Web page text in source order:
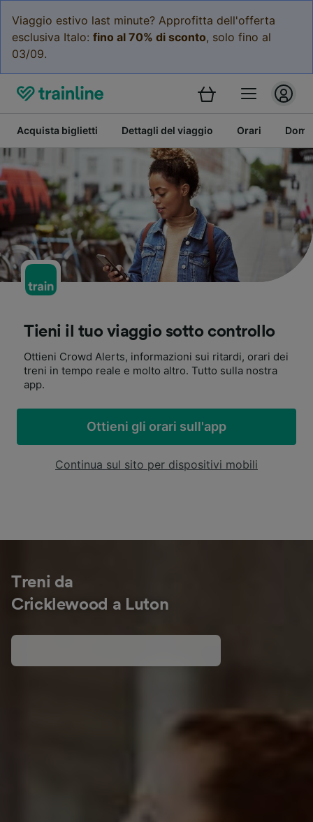
Viaggio estivo last minute? Approfitta dell'offerta
esclusiva Italo: fino al 70% di sconto, solo fino al
03/09.
Acquista biglietti Dettagli del viaggio Orari
Tieni il tuo viaggio sotto controllo
Ottieni Crowd Alerts, informazioni sui ritardi, orari dei
treni in tempo reale e molto altro. Tutto sulla nostra
app.
Ottieni gli orari sull'app
Continua sul sito per dispositivi mobili
Treni da
Cricklewood a Luton